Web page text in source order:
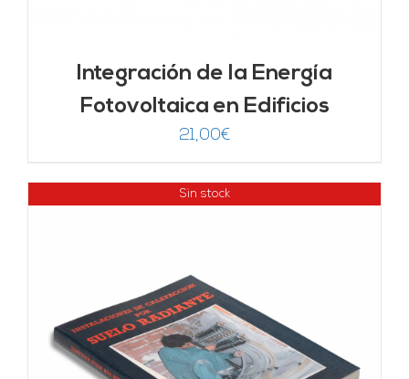
Integración de la Energía
Fotovoltaica en Edificios
21,00€
Sin stock